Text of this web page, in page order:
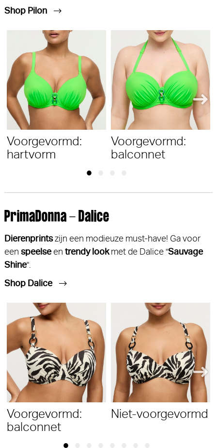
Shop Pilon
Voorgevormd:
hartvorm
Voorgevormd:
balconnet
PrimaDonna - Dalice
Dierenprintszijn een modieuze must-have! Ga voor
een speelseen trendy lookmet de Dalice "Sauvage
Shine".
Shop Dalice
Voorgevormd:
balconnet
Niet-voorgevormd